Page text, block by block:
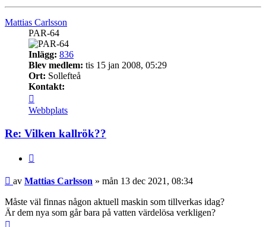
Mattias Carlsson
PAR-64
Inlägg: 836
Blev medlem: tis 15 jan 2008, 05:29
Ort: Sollefteå
Kontakt:
Mattias
Carlsson
Webbplats
Re: Vilken kallrök??
Inlägg
av Mattias Carlsson » mån 13 dec 2021, 08:34
Måste väl finnas någon aktuell maskin som tillverkas idag?
Är dem nya som går bara på vatten värdelösa verkligen?